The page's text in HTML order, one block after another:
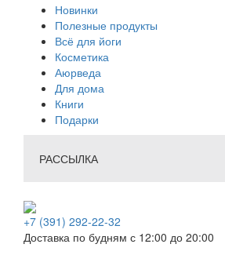
Новинки
Полезные продукты
Всё для йоги
Косметика
Аюрведа
Для дома
Книги
Подарки
РАССЫЛКА
+7 (391) 292-22-32
Доставка по будням с 12:00 до 20:00